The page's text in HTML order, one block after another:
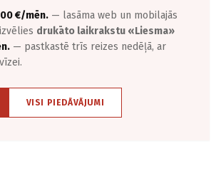
€/mēn. — lasāma web un mobilajās
drukāto laikrakstu «Liesma»
— pastkastē trīs reizes nedēļā, ar
VISI PIEDĀVĀJUMI